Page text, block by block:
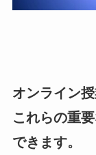
オンライン
これらの重
できます。